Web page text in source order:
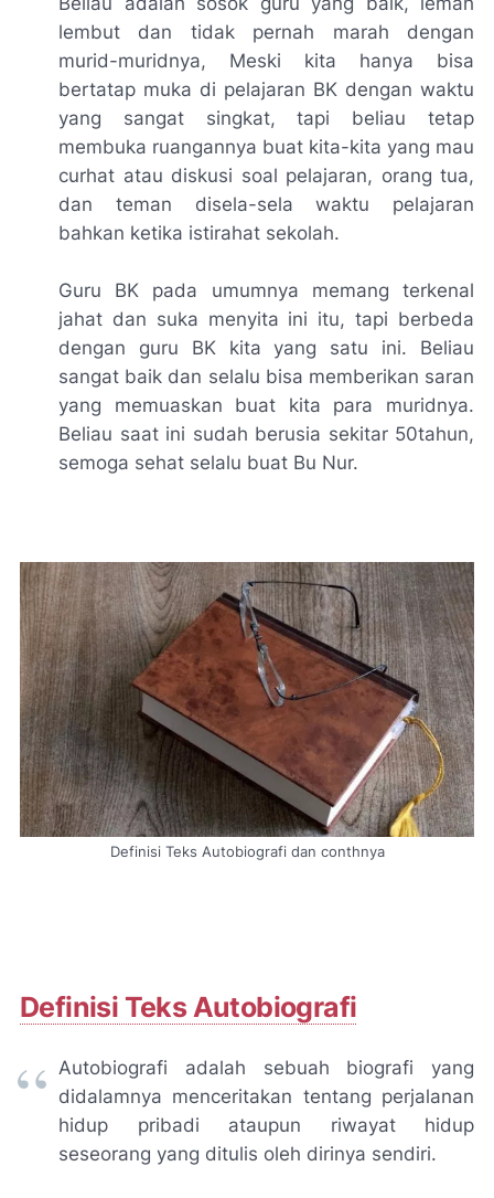
lembut dan tidak pernah marah dengan
murid-muridnya, Meski kita hanya bisa
bertatap muka di pelajaran BK dengan waktu
yang sangat singkat, tapi beliau tetap
membuka ruangannya buat kita-kita yang mau
curhat atau diskusi soal pelajaran, orang tua,
dan teman disela-sela waktu pelajaran
bahkan ketika istirahat sekolah.
Guru BK pada umumnya memang terkenal
jahat dan suka menyita ini itu, tapi berbeda
dengan guru BK kita yang satu ini. Beliau
sangat baik dan selalu bisa memberikan saran
yang memuaskan buat kita para muridnya.
Beliau saat ini sudah berusia sekitar 50tahun,
semoga sehat selalu buat Bu Nur.
Definisi Teks Autobiografi dan conthnya
Definisi Teks Autobiografi
Autobiografi adalah sebuah biografi yang
didalamnya menceritakan tentang perjalanan
hidup pribadi ataupun riwayat hidup
seseorang yang ditulis oleh dirinya sendiri.